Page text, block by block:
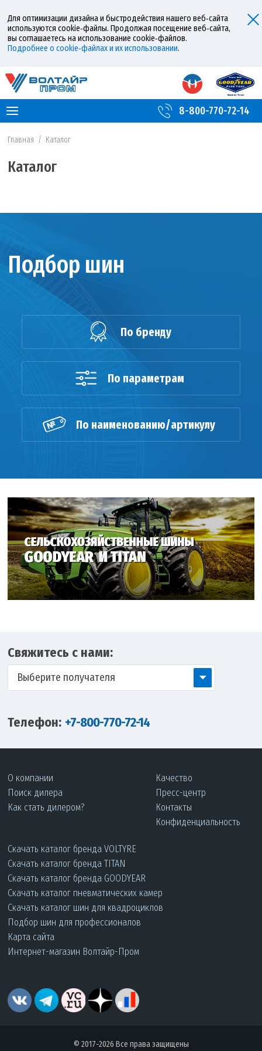
Для оптимизации дизайна и быстродействия нашего веб‑сайта
используются cookie‑файлы. Продолжая посещение веб‑сайта,
вы соглашаетесь на использование cookie‑файлов.
Подробнее о cookie‑файлах и их использовании.
8-800-770-72-14
Главная / Каталог
Каталог
Подбор шин
По бренду
По параметрам
По наименованию/артикулу
Свяжитесь с нами:
Выберите получателя
Телефон: +7-800-770-72-14
О компании
Поиск дилера
Как стать дилером?
Качество
Пресс-центр
Контакты
Конфиденциальность
Скачать каталог бренда VOLTYRE
Скачать каталог бренда TITAN
Скачать каталог бренда GOODYEAR
Скачать каталог пневматических камер
Скачать каталог шин для квадроциклов
Подбор шин для профессионалов
Карта сайта
Интернет-магазин Волтайр-Пром
© 2017-2026 Все права защищены